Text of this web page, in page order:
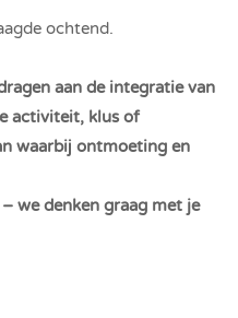
ochtend.
aan de integratie van
activiteit, klus of
waarbij ontmoeting en
we denken graag met je